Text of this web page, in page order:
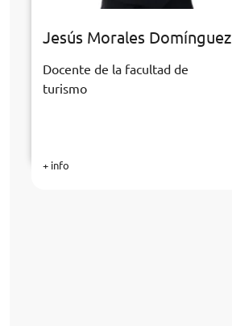
Jesús Morales Domínguez
Docente de la facultad de
turismo
+ info